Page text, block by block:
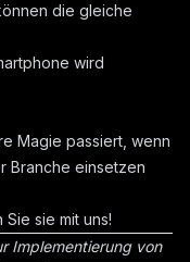
die gleiche
wird
Magie passiert, wenn
Branche einsetzen
sie mit uns!
Implementierung von